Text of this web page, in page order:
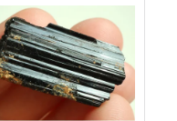
Bory / Vysočina